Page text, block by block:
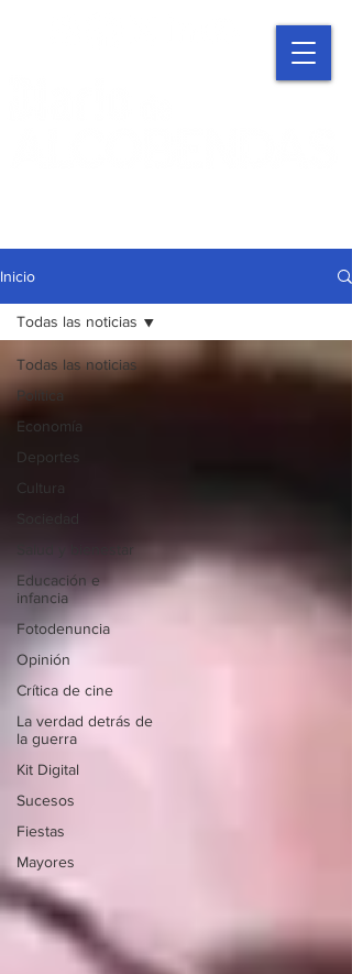
Inicio
Todas las noticias
Política
Economía
Deportes
Cultura
Sociedad
Educación e
infancia
Fotodenuncia
Opinión
Crítica de cine
La verdad detrás de
la guerra
Kit Digital
Sucesos
Fiestas
Mayores
Todas las noticias